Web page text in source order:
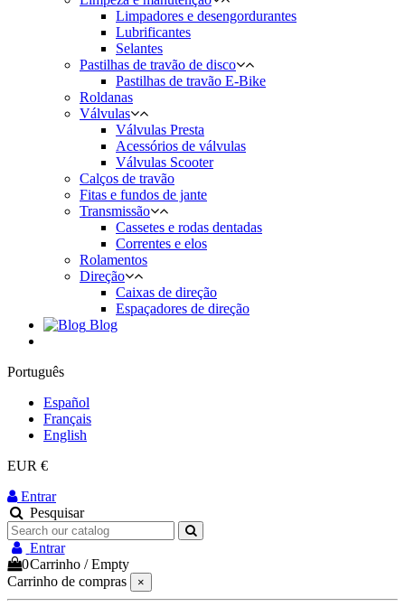
Limpadores e desengordurantes
Lubrificantes
Selantes
Pastilhas de travão de disco
Pastilhas de travão E-Bike
Roldanas
Válvulas
Válvulas Presta
Acessórios de válvulas
Válvulas Scooter
Calços de travão
Fitas e fundos de jante
Transmissão
Cassetes e rodas dentadas
Correntes e elos
Rolamentos
Direção
Caixas de direção
Espaçadores de direção
Blog
Português
Español
Français
English
EUR €
Entrar
Pesquisar
Entrar
0Carrinho /Empty
Carrinho de compras
×